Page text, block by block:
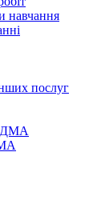
навчання
послуг